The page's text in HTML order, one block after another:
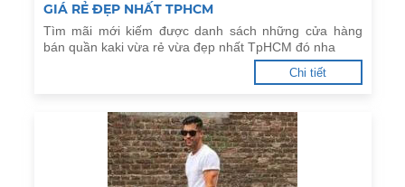
GIÁ RẺ ĐẸP NHẤT TPHCM
Tìm mãi mới kiếm được danh sách những cửa hàng
bán quần kaki vừa rẻ vừa đẹp nhất TpHCM đó nha
Chi tiết